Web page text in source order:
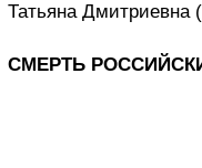
Татьяна Дмитриевна
СМЕРТЬ